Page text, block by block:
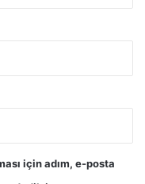
için adım, e-posta